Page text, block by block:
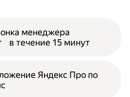
менеджера
в течение 15 минут
Яндекс Про по